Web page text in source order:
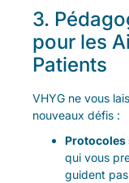
3.
pour les
Patients
VHYG ne vous
nouveaux défis :
qui vous
guident